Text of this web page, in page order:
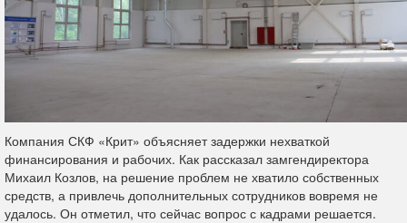
Компания СКФ «Крит» объясняет задержки нехваткой
финансирования и рабочих. Как рассказал замгендиректора
Михаил Козлов, на решение проблем не хватило собственных
средств, а привлечь дополнительных сотрудников вовремя не
удалось. Он отметил, что сейчас вопрос с кадрами решается.